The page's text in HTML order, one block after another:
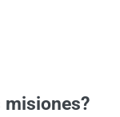
misiones?